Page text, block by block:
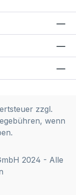
zzgl.
wenn
2024 - Alle